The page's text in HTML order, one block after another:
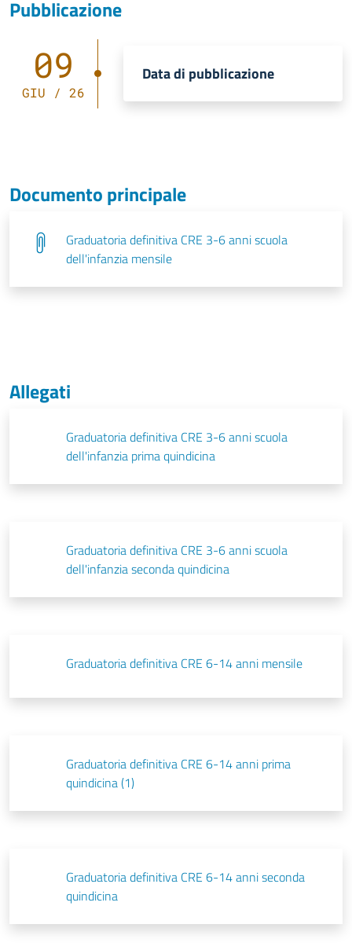
Pubblicazione
09
GIU / 26
Data di pubblicazione
Documento principale
Graduatoria definitiva CRE 3-6 anni scuola
dell'infanzia mensile
Allegati
Graduatoria definitiva CRE 3-6 anni scuola
dell'infanzia prima quindicina
Graduatoria definitiva CRE 3-6 anni scuola
dell'infanzia seconda quindicina
Graduatoria definitiva CRE 6-14 anni mensile
Graduatoria definitiva CRE 6-14 anni prima
quindicina (1)
Graduatoria definitiva CRE 6-14 anni seconda
quindicina